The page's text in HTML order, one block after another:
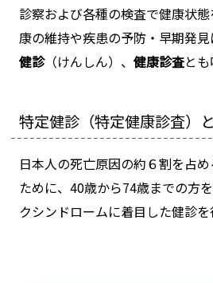
診察および各種の検査で健康状
康の維持や疾患の予防・早期発見
健診（けんしん）、 健康診査とも
特定健診（特定健康診査）
日本人の死亡原因の約６割を占
ために、40歳から74歳までの方
クシンドロームに着目した健診を